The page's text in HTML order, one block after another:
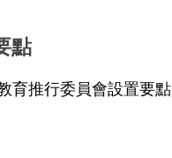
點
育推行委員會設置要點